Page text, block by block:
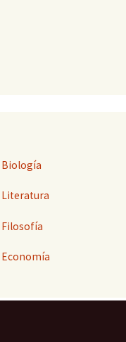
Biología
Literatura
Filosofía
Economía